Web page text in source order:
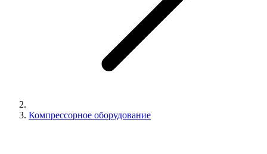
Компрессорное оборудование